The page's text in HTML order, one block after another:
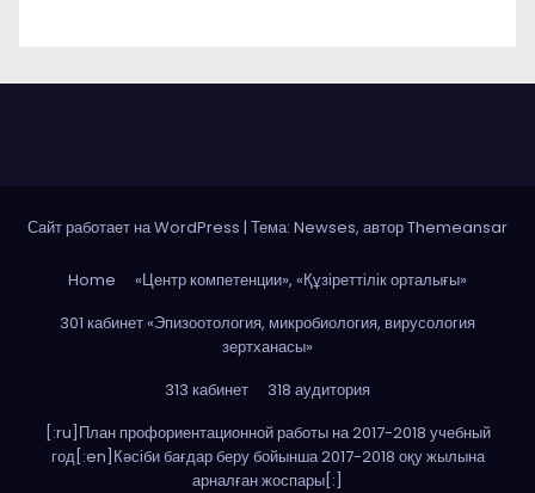
Сайт работает на WordPress | Тема: Newses, авторThemeansar
Home
«Центр компетенции», «Құзіреттілік орталығы»
301 кабинет «Эпизоотология, микробиология, вирусология
зертханасы»
313 кабинет
318 аудитория
[:ru]План профориентационной работы на 2017-2018 учебный
год[:en]Кәсіби бағдар беру бойынша 2017-2018 оқу жылына
арналған жоспары[:]